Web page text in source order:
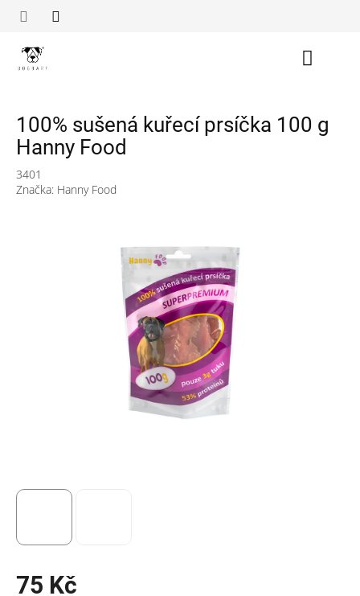
100% sušená kuřecí prsíčka 100 g
Hanny Food
3401
Značka: Hanny Food
75 Kč